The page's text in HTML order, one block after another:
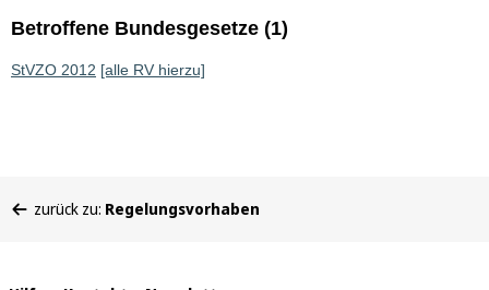
Betroffene Bundesgesetze (1)
StVZO 2012 [alle RV hierzu]
befinden
zurück zu: Regelungsvorhaben